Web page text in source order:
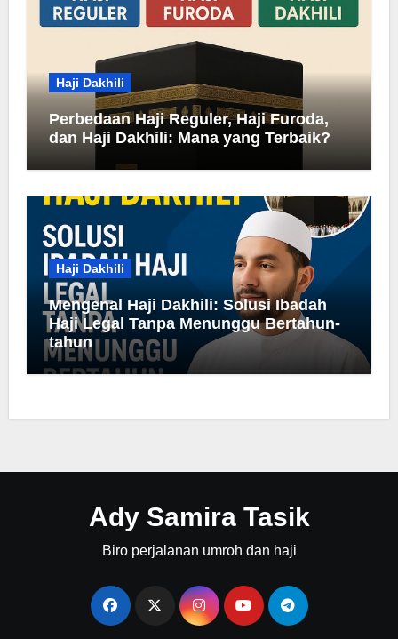
Haji Dakhili
Perbedaan Haji Reguler, Haji Furoda,
dan Haji Dakhili: Mana yang Terbaik?
Haji Dakhili
Mengenal Haji Dakhili: Solusi Ibadah
Haji Legal Tanpa Menunggu Bertahun-
tahun
Ady Samira Tasik
Biro perjalanan umroh dan haji